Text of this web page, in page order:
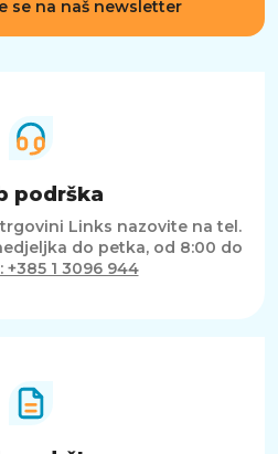
se na naš newsletter
podrška
Links nazovite na tel.
do petka, od 8:00 do
+385 1 3096 944